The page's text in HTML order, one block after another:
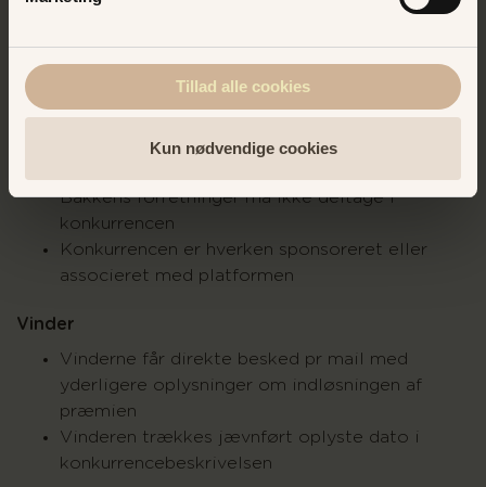
Tillad alle cookies
Kun nødvendige cookies
Husk at indtaste de korrekte oplysninger
Bakken står ikke til ansvar for eventuelle
ukorrekte oplysninger og data såsom e-mail
Bakkens forretninger må ikke deltage i
konkurrencen
Konkurrencen er hverken sponsoreret eller
associeret med platformen
Vinder
Vinderne får direkte besked pr mail med
yderligere oplysninger om indløsningen af
præmien
Vinderen trækkes jævnført oplyste dato i
konkurrencebeskrivelsen